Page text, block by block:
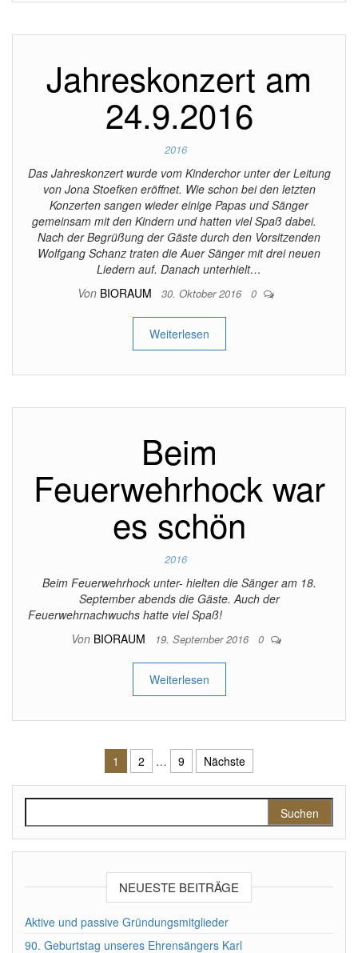
Jahreskonzert am
24.9.2016
2016
Das Jahreskonzert wurde vom Kinderchor unter der Leitung
von Jona Stoefken eröffnet. Wie schon bei den letzten
Konzerten sangen wieder einige Papas und Sänger
gemeinsam mit den Kindern und hatten viel Spaß dabei.
Nach der Begrüßung der Gäste durch den Vorsitzenden
Wolfgang Schanz traten die Auer Sänger mit drei neuen
Liedern auf. Danach unterhielt…
Von BIORAUM 30. Oktober 2016 0
Weiterlesen
Beim
Feuerwehrhock war
es schön
2016
Beim Feuerwehrhock unter- hielten die Sänger am 18.
September abends die Gäste. Auch der
Feuerwehrnachwuchs hatte viel Spaß!
Von BIORAUM 19. September 2016 0
Weiterlesen
Seitennummerierung der
1 2 … 9 Nächste
NEUESTE BEITRÄGE
Aktive und passive Gründungsmitglieder
90. Geburtstag unseres Ehrensängers Karl